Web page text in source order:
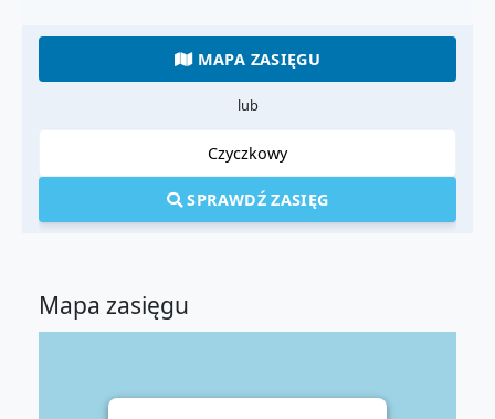
MAPA ZASIĘGU
lub
SPRAWDŹ ZASIĘG
Mapa zasięgu